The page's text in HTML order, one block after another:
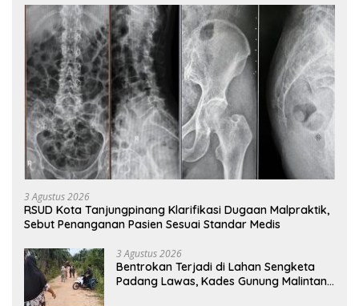
3 Agustus 2026
RSUD Kota Tanjungpinang Klarifikasi Dugaan Malpraktik,
Sebut Penanganan Pasien Sesuai Standar Medis
3 Agustus 2026
Bentrokan Terjadi di Lahan Sengketa
Padang Lawas, Kades Gunung Malintang